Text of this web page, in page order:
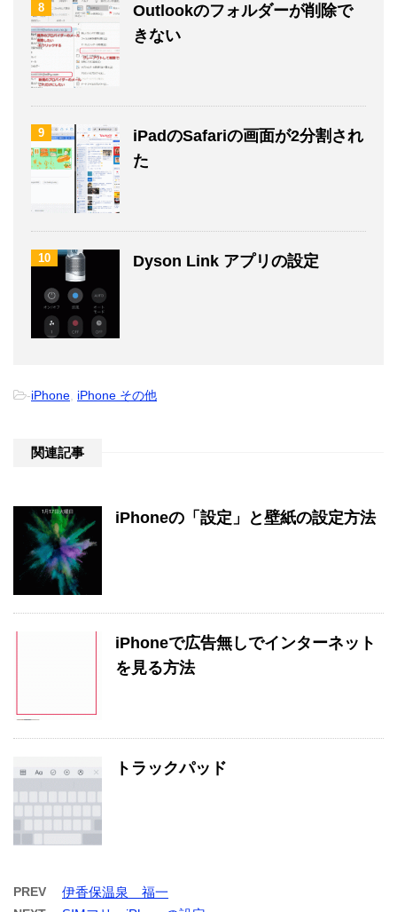
8
Outlookのフォルダーが削除で
きない
9
iPadのSafariの画面が2分割され
た
10 Dyson Link アプリの設定
-iPhone, iPhone その他
関連記事
iPhoneの「設定」と壁紙の設定方法
iPhoneで広告無しでインターネット
を見る方法
トラックパッド
PREV 伊香保温泉 福一